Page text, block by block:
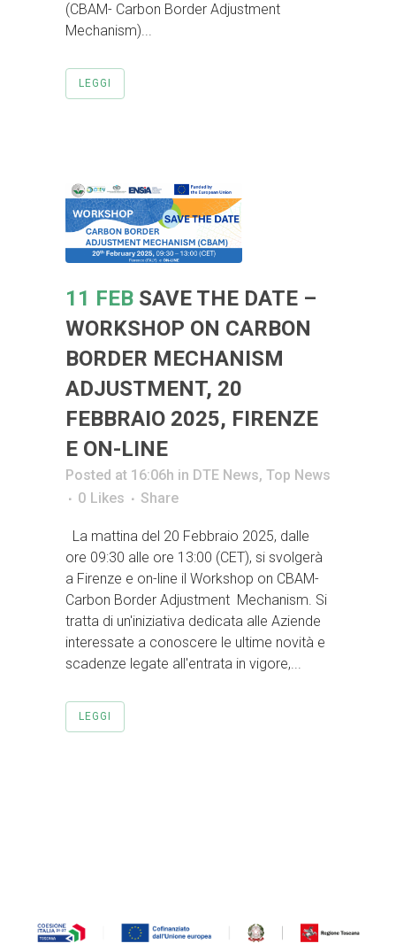
(CBAM- Carbon Border Adjustment
Mechanism)...
LEGGI
11 FEB SAVE THE DATE –
WORKSHOP ON CARBON
BORDER MECHANISM
ADJUSTMENT, 20
FEBBRAIO 2025, FIRENZE
E ON-LINE
Posted at 16:06h in DTE News, Top News
0 Likes Share
La mattina del 20 Febbraio 2025, dalle
ore 09:30 alle ore 13:00 (CET), si svolgerà
a Firenze e on-line il Workshop on CBAM-
Carbon Border Adjustment Mechanism. Si
tratta di un'iniziativa dedicata alle Aziende
interessate a conoscere le ultime novità e
scadenze legate all'entrata in vigore,...
LEGGI